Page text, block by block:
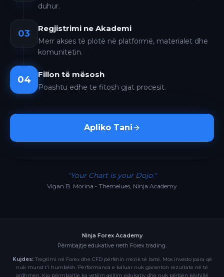
duhur.
03 Regjistrimi ne Akademi
Merr akses të plotë në platformë, materialet dhe
komunitetin.
04 Fillon të mësosh
Poashtu edhe te fitosh gjat procesit.
Apliko Tani
"Your Chart is your Dojo."
Vigan B. Morina - Themelues, Ninja Academy
Ninja Forex Academy
Përmbajtje edukative rreth Forex trading.
Kujdes:Tregtimi në Forex dhe CFD përfshin rrezik të lartë. Mos investo para që
nuk mund t'i humbësh. Performanca e kaluar nuk garanton rezultate në të
ardhmen. Kjo përmbajtje ka vetëm qëllim edukativ dhe nuk përbën këshillë